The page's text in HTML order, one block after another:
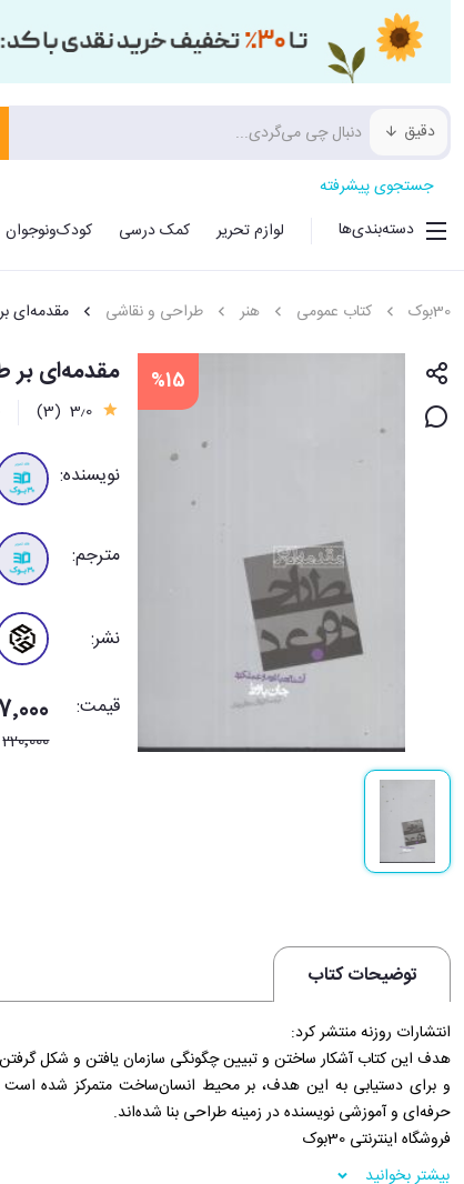
دقیق
جستجوی پیشرفته
دسته‌بندی‌ها
لوازم تحریر کمک درسی کودک‌ونوجوان
30بوک کتاب عمومی هنر طراحی و نقاشی مقدمه‌ای
%15 مقدمه‌ای بر
3٫0 (3)
نویسنده:
مترجم:
نشر:
قیمت: 187٬000
220٬000
توضیحات کتاب
انتشارات روزنه منتشر کرد:
هدف این کتاب آشکار ساختن و تبیین چگونگی سازمان یافتن و شکل گرفتن
و برای دستیابی به این هدف، بر محیط انسان‌ساخت متمرکز شده
حرفه‌ای و آموزشی نویسنده در زمینه طراحی بنا شده‌اند.
فروشگاه اینترنتی 30بوک
بیشتر بخوانید